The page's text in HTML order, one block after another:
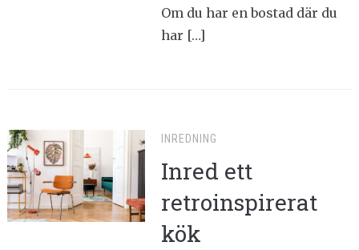
Om du har en bostad där du
har […]
INREDNING
Inred ett
retroinspirerat
kök